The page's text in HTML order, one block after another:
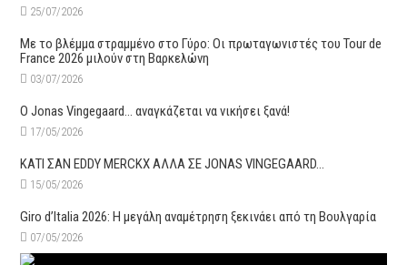
25/07/2026
Με το βλέμμα στραμμένο στο Γύρο: Οι πρωταγωνιστές του Tour de
France 2026 μιλούν στη Βαρκελώνη
03/07/2026
O Jonas Vingegaard… αναγκάζεται να νικήσει ξανά!
17/05/2026
ΚΑΤΙ ΣΑΝ EDDY MERCKX ΑΛΛΑ ΣΕ JONAS VINGEGAARD…
15/05/2026
Giro d’Italia 2026: Η μεγάλη αναμέτρηση ξεκινάει από τη Βουλγαρία
07/05/2026